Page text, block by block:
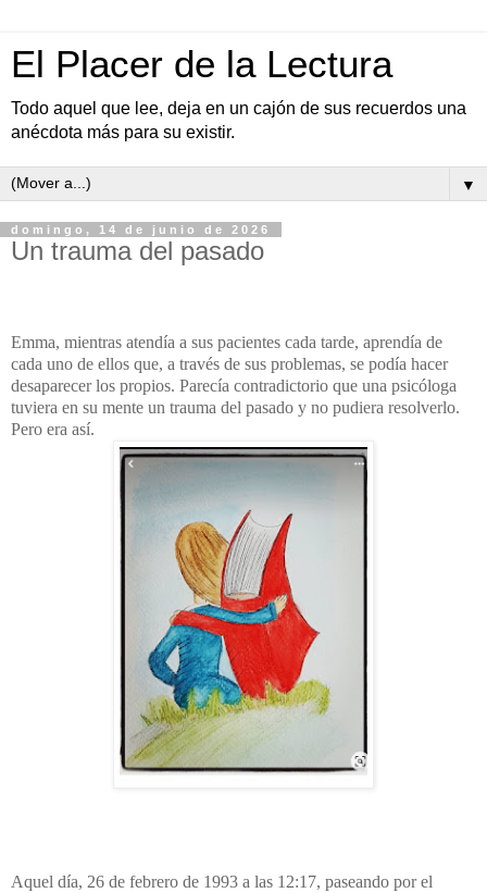
El Placer de la Lectura
Todo aquel que lee, deja en un cajón de sus recuerdos una
anécdota más para su existir.
▼
domingo, 14 de junio de 2026
Un trauma del pasado
Emma, mientras atendía a sus pacientes cada tarde, aprendía de
cada uno de ellos que, a través de sus problemas, se podía hacer
desaparecer los propios. Parecía contradictorio que una psicóloga
tuviera en su mente un trauma del pasado y no pudiera resolverlo.
Pero era así.
Aquel día, 26 de febrero de 1993 a las 12:17, paseando por el